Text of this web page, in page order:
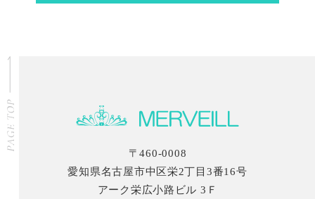
〒460-0008
愛知県名古屋市中区栄2丁目3番16号
アーク栄広小路ビル 3Ｆ